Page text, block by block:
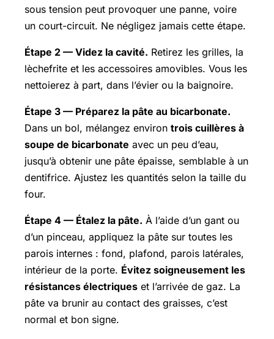
sous tension peut provoquer une panne, voire
un court-circuit. Ne négligez jamais cette étape.
Étape 2 — Videz la cavité. Retirez les grilles, la
lèchefrite et les accessoires amovibles. Vous les
nettoierez à part, dans l’évier ou la baignoire.
Étape 3 — Préparez la pâte au bicarbonate.
Dans un bol, mélangez environ trois cuillères à
soupe de bicarbonate avec un peu d’eau,
jusqu’à obtenir une pâte épaisse, semblable à un
dentifrice. Ajustez les quantités selon la taille du
four.
Étape 4 — Étalez la pâte. À l’aide d’un gant ou
d’un pinceau, appliquez la pâte sur toutes les
parois internes : fond, plafond, parois latérales,
intérieur de la porte. Évitez soigneusement les
résistances électriques et l’arrivée de gaz. La
pâte va brunir au contact des graisses, c’est
normal et bon signe.